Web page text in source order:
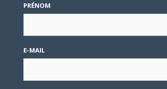
Paris, France
PRÉNOM
E-MAIL